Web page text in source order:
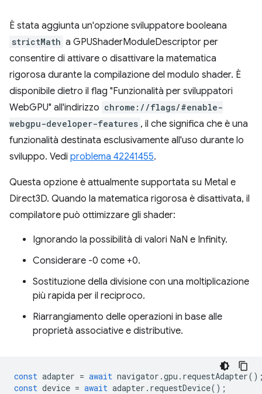
È stata aggiunta un'opzione sviluppatore booleana
strictMath a GPUShaderModuleDescriptor per
consentire di attivare o disattivare la matematica
rigorosa durante la compilazione del modulo shader. È
disponibile dietro il flag "Funzionalità per sviluppatori
WebGPU" all'indirizzo chrome://flags/#enable-
webgpu-developer-features , il che significa che è una
funzionalità destinata esclusivamente all'uso durante lo
sviluppo. Vedi problema 42241455.
Questa opzione è attualmente supportata su Metal e
Direct3D. Quando la matematica rigorosa è disattivata, il
compilatore può ottimizzare gli shader:
Ignorando la possibilità di valori NaN e Infinity.
Considerare -0 come +0.
Sostituzione della divisione con una moltiplicazione
più rapida per il reciproco.
Riarrangiamento delle operazioni in base alle
proprietà associative e distributive.
const adapter = await navigator .gpu . requestAdapter
const device = await adapter . requestDevice();